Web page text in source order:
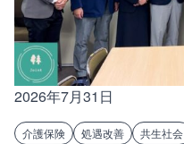
2026年7月31日
介護保険 処遇改善 共生社会